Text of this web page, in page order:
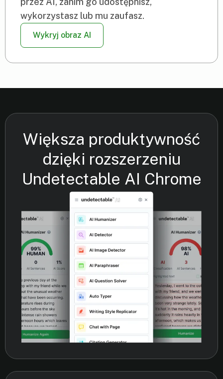
wykorzystasz lub mu zaufasz.
Wykryj obraz AI
Większa produktywność
dzięki rozszerzeniu
Undetectable AI Chrome